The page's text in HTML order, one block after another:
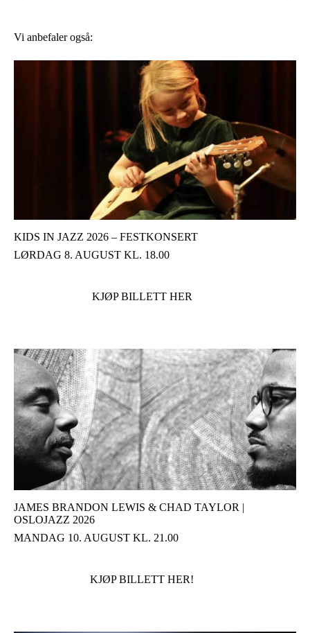
Vi anbefaler også:
KIDS IN JAZZ 2026 – FESTKONSERT
LØRDAG 8. AUGUST KL. 18.00
KJØP BILLETT HER
JAMES BRANDON LEWIS & CHAD TAYLOR |
OSLOJAZZ 2026
MANDAG 10. AUGUST KL. 21.00
KJØP BILLETT HER!